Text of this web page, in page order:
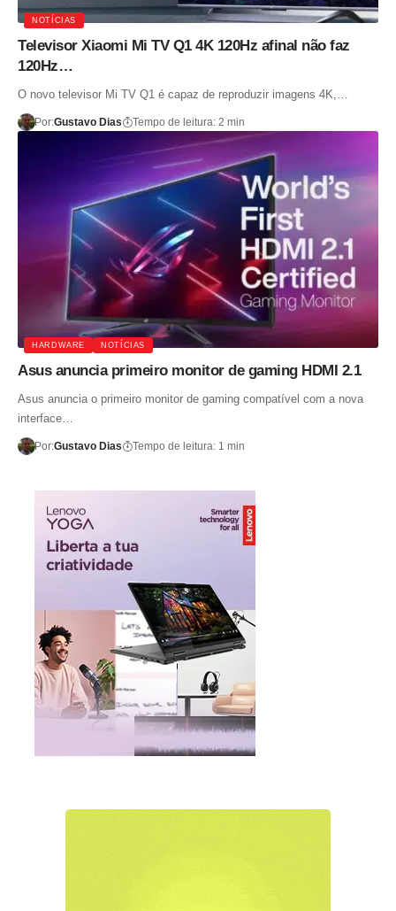
NOTÍCIAS
Televisor Xiaomi Mi TV Q1 4K 120Hz afinal não faz
120Hz…
O novo televisor Mi TV Q1 é capaz de reproduzir imagens 4K,…
Por:Gustavo Dias Tempo de leitura: 2 min
HARDWARE NOTÍCIAS
Asus anuncia primeiro monitor de gaming HDMI 2.1
Asus anuncia o primeiro monitor de gaming compatível com a nova
interface…
Por:Gustavo Dias Tempo de leitura: 1 min